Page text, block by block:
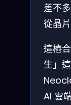
差不
從晶
這樁
生」
AI 雲